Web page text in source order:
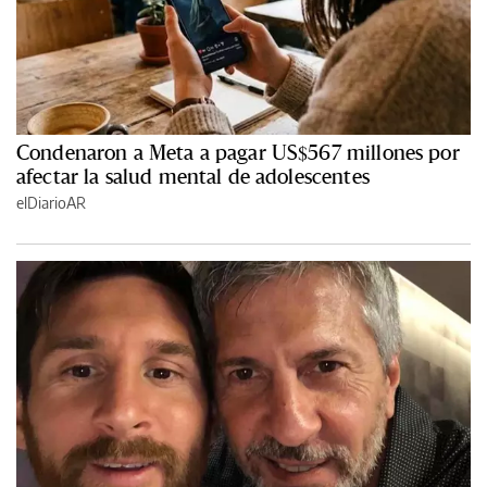
Condenaron a Meta a pagar US$567 millones por
afectar la salud mental de adolescentes
elDiarioAR